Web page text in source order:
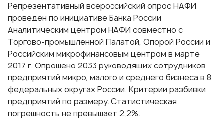
Репрезентативный всероссийский опрос НАФИ
проведен по инициативе Банка России
Аналитическим центром НАФИ совместно с
Торгово-промышленной Палатой, Опорой России и
Российским микрофинансовым центром в марте
2017 г. Опрошено 2033 руководящих сотрудников
предприятий микро, малого и среднего бизнеса в 8
федеральных округах России. Критерии разбивки
предприятий по размеру. Статистическая
погрешность не превышает 2,2%.